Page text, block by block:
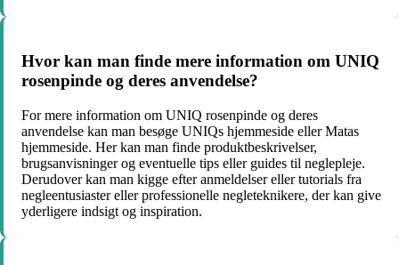
Hvor kan man finde mere information om UNIQ
rosenpinde og deres anvendelse?
For mere information om UNIQ rosenpinde og deres
anvendelse kan man besøge UNIQs hjemmeside eller Matas
hjemmeside. Her kan man finde produktbeskrivelser,
brugsanvisninger og eventuelle tips eller guides til neglepleje.
Derudover kan man kigge efter anmeldelser eller tutorials fra
negleentusiaster eller professionelle negleteknikere, der kan give
yderligere indsigt og inspiration.